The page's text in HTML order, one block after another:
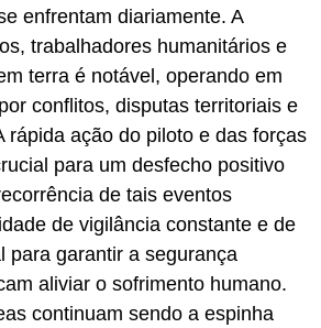
enfrentam diariamente. A
trabalhadores humanitários e
terra é notável, operando em
conflitos, disputas territoriais e
rápida ação do piloto e das forças
para um desfecho positivo
de tais eventos
de vigilância constante e de
para garantir a segurança
aliviar o sofrimento humano.
continuam sendo a espinha